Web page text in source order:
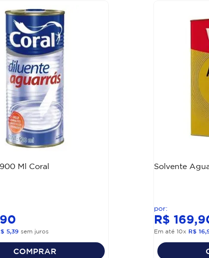
Ml Coral
90
5,39 sem juros
COMPRAR
Solvente
R$ 169,
Em até 10x R$ 16,